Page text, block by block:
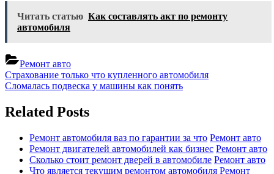
Читать статью Как составлять акт по ремонту
автомобиля
Ремонт авто
Навигация
по
записям
Previous
Post:
Страхование только что купленного автомобиля
Next
Сломалась подвеска у машины как понять
Related Posts
Ремонт автомобиля ваз по гарантии за что Ремонт авто
Ремонт двигателей автомобилей как бизнес Ремонт авто
Сколько стоит ремонт дверей в автомобиле Ремонт авто
Что является текущим ремонтом автомобиля Ремонт